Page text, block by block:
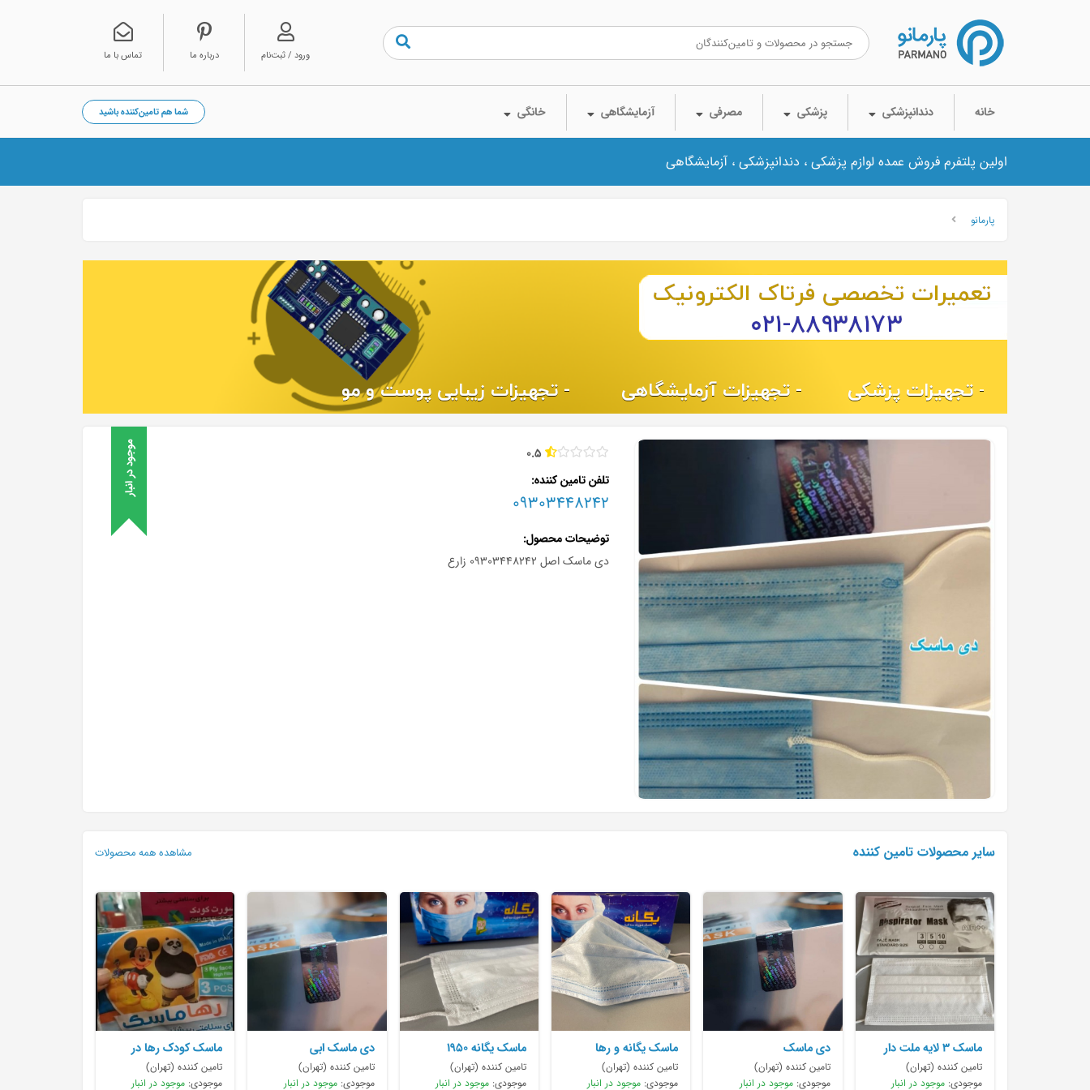
تماس با ما درباره ما ورود / ثبت‌نام
خانه دندانپزشکی پزشکی مصرفی آزمایشگاهی خانگی شما هم تامین‌کننده باشید
اولین پلتفرم فروش عمده لوازم پزشکی ، دندانپزشکی ، آزمایشگاهی
پارمانو
0.5 موجود در انبار تلفن تامین کننده
09303448242
توضیحات محصول
دی ماسک اصل ۰۹۳۰۳۴۴۸۲۴۲ زارع
سایر محصولات تامین کننده مشاهده همه محصولات
ماسک ۳ لایه ملت دار
فول
تامین کننده (تهران)
موجودی: موجود در انبار
دی ماسک
۰۹۳۰۳۴۴۸۲۴۲
تامین کننده (تهران)
موجودی:موجود در انبار
ماسک یگانه و رها
موجود است
تامین کننده (تهران)
موجودی: موجود در انبار
ماسک یگانه ۱۹۵۰
تامین کننده (تهران)
موجودی: موجود در انبار
دی ماسک ابی
تامین کننده (تهران)
موجودی:موجود در انبار
ماسک کودک رها در
بسته های
تامین کننده (تهران)
موجودی: موجود در انبار